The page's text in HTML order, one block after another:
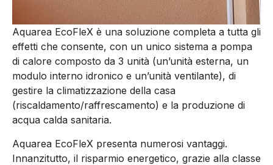
Aquarea EcoFleX è una soluzione completa a tutta gli
effetti che consente, con un unico sistema a pompa
di calore composto da 3 unità (un’unità esterna, un
modulo interno idronico e un’unità ventilante), di
gestire la climatizzazione della casa
(riscaldamento/raffrescamento) e la produzione di
acqua calda sanitaria.
Aquarea EcoFleX presenta numerosi vantaggi.
Innanzitutto, il risparmio energetico, grazie alla classe